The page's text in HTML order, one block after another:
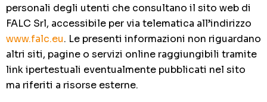
personali degli utenti che consultano il sito web di
FALC Srl, accessibile per via telematica all’indirizzo
www.falc.eu. Le presenti informazioni non riguardano
altri siti, pagine o servizi online raggiungibili tramite
link ipertestuali eventualmente pubblicati nel sito
ma riferiti a risorse esterne.